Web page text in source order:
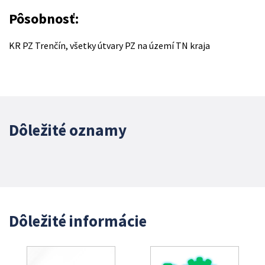
Pôsobnosť:
KR PZ Trenčín, všetky útvary PZ na území TN kraja
Dôležité oznamy
Dôležité informácie